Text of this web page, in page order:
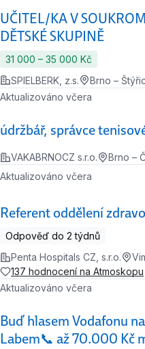
UČITEL/KA V
DĚTSKÉ SKUPINĚ
31 000 ‍–‍ 35 000 Kč
SPIELBERK, z.s.
Brno –
údržbář, správce
Aktualizováno včera
VAKABRNOCZ s.r.o. Brno –
Referent oddělení
Aktualizováno včera
Odpověď do 2 týdnů
Penta Hospitals CZ, s.r.o.
137 hodnocení na Atmoskopu
Buď hlasem Vodafonu
Labem📞 až 70.000 Kč
Aktualizováno včera